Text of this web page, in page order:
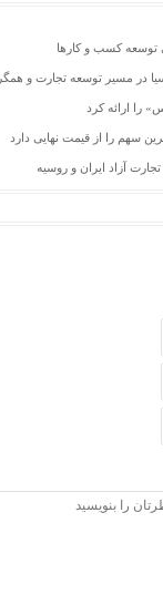
توسعه کسب‌ و کارها
در مسیر توسعه تجارت و
را ارائه کرد
سهم را از قیمت نهایی دارد
آزاد ایران و روسیه